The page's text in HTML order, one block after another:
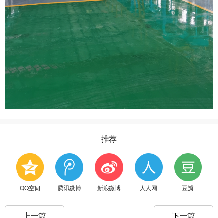
推荐
QQ空间 腾讯微博 新浪微博 人人网 豆瓣
上一篇 下一篇